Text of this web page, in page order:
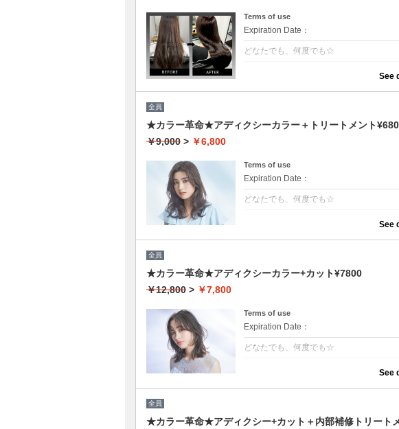
Terms of use
Expiration Date：
どなたでも、何度でも☆
水分量を底上げします◎カラーとの相性
See
全員
★カラー革命★アディクシーカラー＋トリートメント
￥9,000 > ￥6,800
Terms of use
Expiration Date：
どなたでも、何度でも☆
ージが1/5のため、綺麗な色味で毎回染
※カット追加可能（+2500円）※前髪や
See
全員
★カラー革命★アディクシーカラー+カット¥7800
￥12,800 > ￥7,800
Terms of use
Expiration Date：
どなたでも、何度でも☆
ージが1/5のため、綺麗な色味で毎回染め
★シャンプー・ブロー込
See
全員
★カラー革命★アディクシー+カット＋内部補修トリー